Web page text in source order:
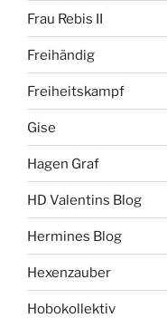
Frau Rebis II
Freihändig
Freiheitskampf
Gise
Hagen Graf
HD Valentins Blog
Hermines Blog
Hexenzauber
Hobokollektiv